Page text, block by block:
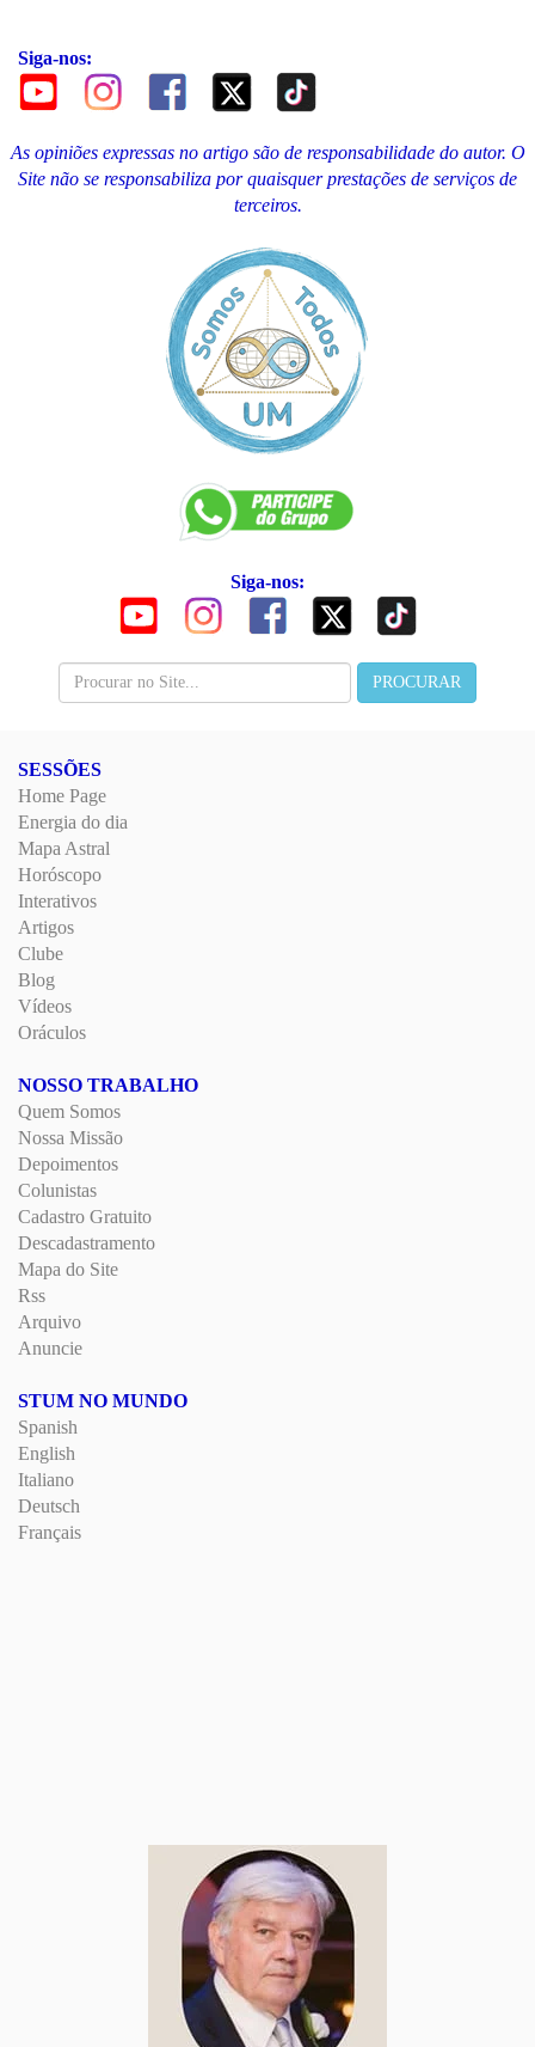
Siga-nos:
As opiniões expressas no artigo são de responsabilidade do autor. O
Site não se responsabiliza por quaisquer prestações de serviços de
terceiros.
Siga-nos:
SESSÕES
Home Page
Energia do dia
Mapa Astral
Horóscopo
Interativos
Artigos
Clube
Blog
Vídeos
Oráculos
NOSSO TRABALHO
Quem Somos
Nossa Missão
Depoimentos
Colunistas
Cadastro Gratuito
Descadastramento
Mapa do Site
Rss
Arquivo
Anuncie
STUM NO MUNDO
Spanish
English
Italiano
Deutsch
Français